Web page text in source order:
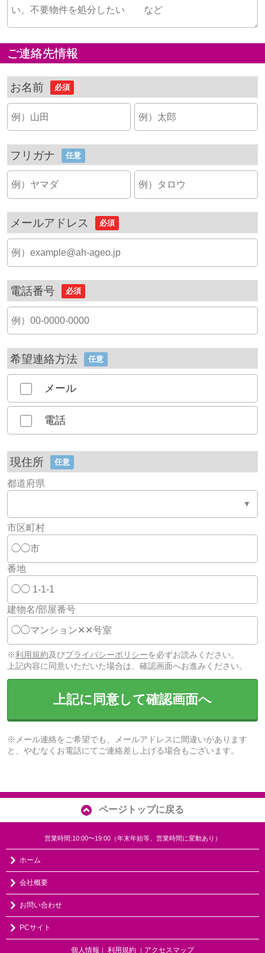
ご連絡先情報
お名前 必須
フリガナ 任意
メールアドレス 必須
電話番号 必須
希望連絡方法 任意
メール
電話
現住所 任意
都道府県
市区町村
番地
建物名/部屋番号
※利用規約及びプライバシーポリシーを必ずお読みください。
上記内容に同意いただいた場合は、確認画面へお進みください。
上記に同意して確認画面へ
※メール連絡をご希望でも、メールアドレスに間違いがあります
と、やむなくお電話にてご連絡差し上げる場合もございます。
ページトップに戻る
営業時間:10:00〜19:00（年末年始等、営業時間に変動あり）
ホーム
会社概要
お問い合わせ
PCサイト
個人情報 ｜ 利用規約 ｜ アクセスマップ